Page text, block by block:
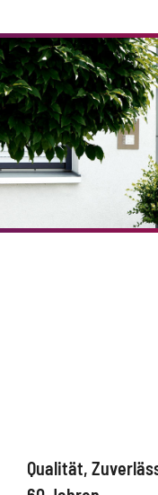
Qualität,